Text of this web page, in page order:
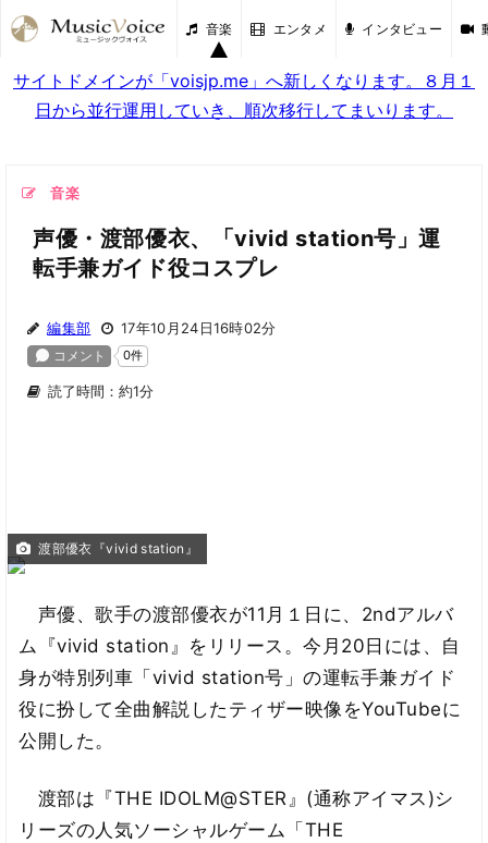
音楽 エンタメ インタビュー
サイトドメインが「voisjp.me」へ新しくなります。８月１
日から並行運用していき、順次移行してまいります。
音楽
声優・渡部優衣、「vivid station号」運
転手兼ガイド役コスプレ
編集部 17年10月24日16時02分
読了時間：約1分
渡部優衣『vivid station』
声優、歌手の渡部優衣が11月１日に、2ndアルバ
ム『vivid station』をリリース。今月20日には、自
身が特別列車「vivid station号」の運転手兼ガイド
役に扮して全曲解説したティザー映像をYouTubeに
公開した。
渡部は『THE IDOLM@STER』(通称アイマス)シ
リーズの人気ソーシャルゲーム「THE